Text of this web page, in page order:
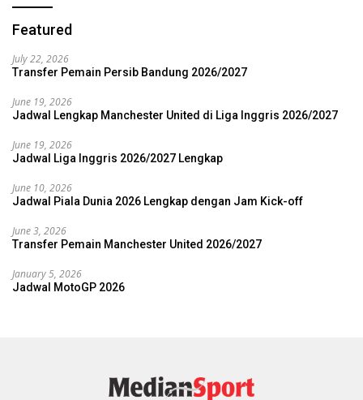
Featured
July 22, 2026
Transfer Pemain Persib Bandung 2026/2027
June 19, 2026
Jadwal Lengkap Manchester United di Liga Inggris 2026/2027
June 19, 2026
Jadwal Liga Inggris 2026/2027 Lengkap
June 10, 2026
Jadwal Piala Dunia 2026 Lengkap dengan Jam Kick-off
June 3, 2026
Transfer Pemain Manchester United 2026/2027
January 5, 2026
Jadwal MotoGP 2026